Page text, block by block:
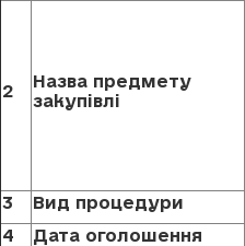
2
Назва предмету
закупівлі
3
Вид процедури
4
Дата оголошення